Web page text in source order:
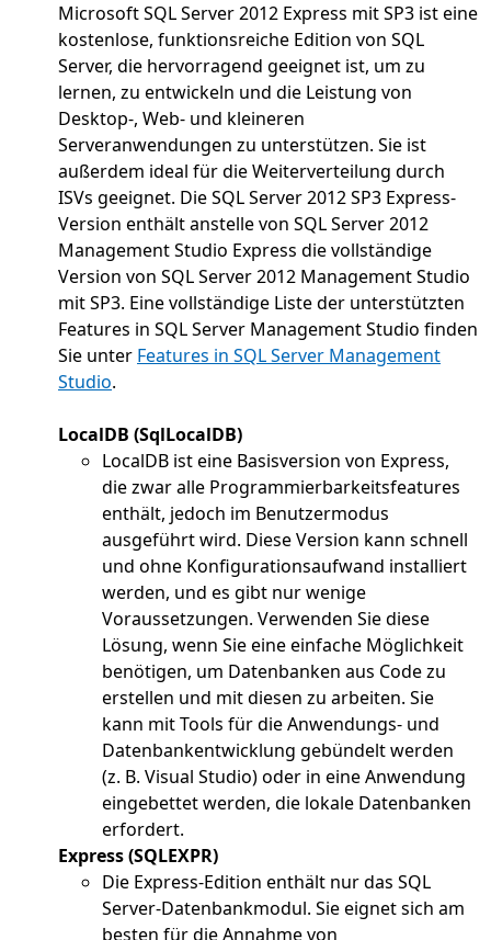
Microsoft SQL Server 2012 Express mit SP3 ist eine
kostenlose, funktionsreiche Edition von SQL
Server, die hervorragend geeignet ist, um zu
lernen, zu entwickeln und die Leistung von
Desktop-, Web- und kleineren
Serveranwendungen zu unterstützen. Sie ist
außerdem ideal für die Weiterverteilung durch
ISVs geeignet. Die SQL Server 2012 SP3 Express-
Version enthält anstelle von SQL Server 2012
Management Studio Express die vollständige
Version von SQL Server 2012 Management Studio
mit SP3. Eine vollständige Liste der unterstützten
Features in SQL Server Management Studio finden
Sie unter Features in SQL Server Management
Studio.
LocalDB (SqlLocalDB)
LocalDB ist eine Basisversion von Express,
die zwar alle Programmierbarkeitsfeatures
enthält, jedoch im Benutzermodus
ausgeführt wird. Diese Version kann schnell
und ohne Konfigurationsaufwand installiert
werden, und es gibt nur wenige
Voraussetzungen. Verwenden Sie diese
Lösung, wenn Sie eine einfache Möglichkeit
benötigen, um Datenbanken aus Code zu
erstellen und mit diesen zu arbeiten. Sie
kann mit Tools für die Anwendungs- und
Datenbankentwicklung gebündelt werden
(z. B. Visual Studio) oder in eine Anwendung
eingebettet werden, die lokale Datenbanken
erfordert.
Express (SQLEXPR)
Die Express-Edition enthält nur das SQL
Server-Datenbankmodul. Sie eignet sich am
besten für die Annahme von